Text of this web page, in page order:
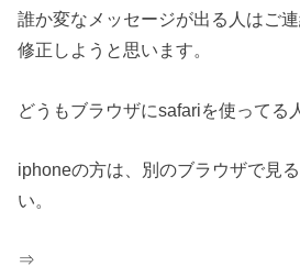
誰か変なメッセージが出る人はご連
修正しようと思います。
どうもブラウザにsafariを使ってる
iphoneの方は、別のブラウザで見
い。
⇒